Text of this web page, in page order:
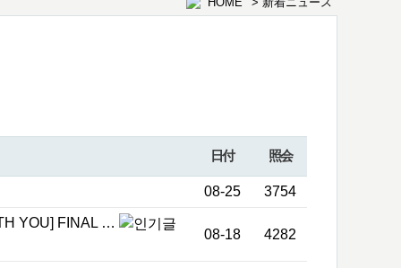
日付 照会
08-25 3754
YOU] FINAL …
08-18 4282